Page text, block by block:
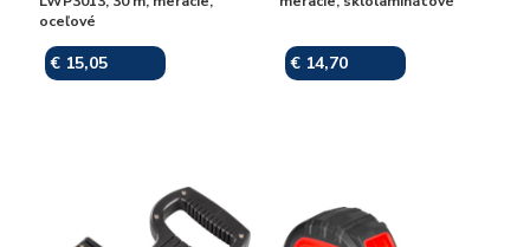
oceľové
€ 15,05 € 14,70